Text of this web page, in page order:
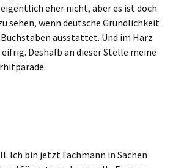
eigentlich eher nicht, aber es ist doch
sehen, wenn deutsche Gründlichkeit
ausstattet. Und im Harz
Deshalb an dieser Stelle meine
Ich bin jetzt Fachmann in Sachen